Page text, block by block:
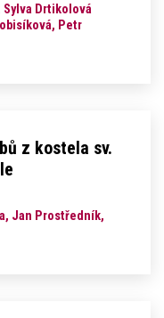
Drtikolová
Petr
z kostela sv.
Jan Prostředník,